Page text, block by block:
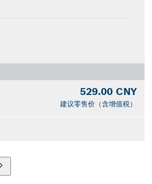
529.00 CNY
建议零售价（含增值税）